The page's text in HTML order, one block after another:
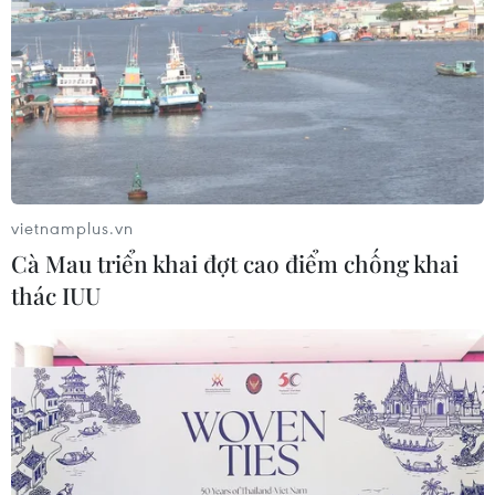
Việt Nam-Lào đẩy mạnh hợp tác về lý luận và chính
trị
04/08/2026 13:39
Bộ trưởng Bộ Công an Lương Tam Quang tiếp
Quốc vụ khanh Bộ Nội vụ Campuchia
04/08/2026 13:35
vietnamplus.vn
Cà Mau triển khai đợt cao điểm chống khai
thác IUU